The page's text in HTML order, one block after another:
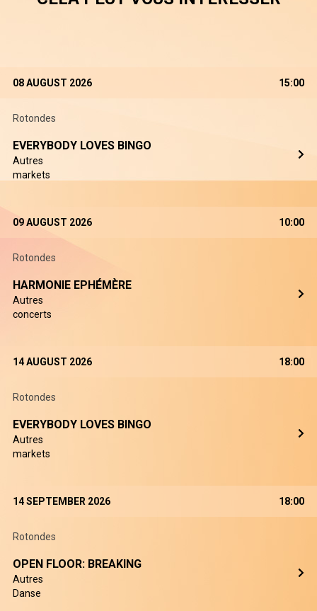
08 AUGUST 2026 15:00
Rotondes
EVERYBODY LOVES BINGO
Autres
markets
09 AUGUST 2026 10:00
Rotondes
HARMONIE EPHÉMÈRE
Autres
concerts
14 AUGUST 2026 18:00
Rotondes
EVERYBODY LOVES BINGO
Autres
markets
14 SEPTEMBER 2026 18:00
Rotondes
OPEN FLOOR: BREAKING
Autres
Danse